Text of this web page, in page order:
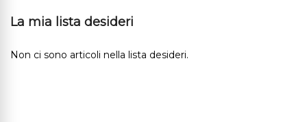
La mia lista desideri
Non ci sono articoli nella lista desideri.